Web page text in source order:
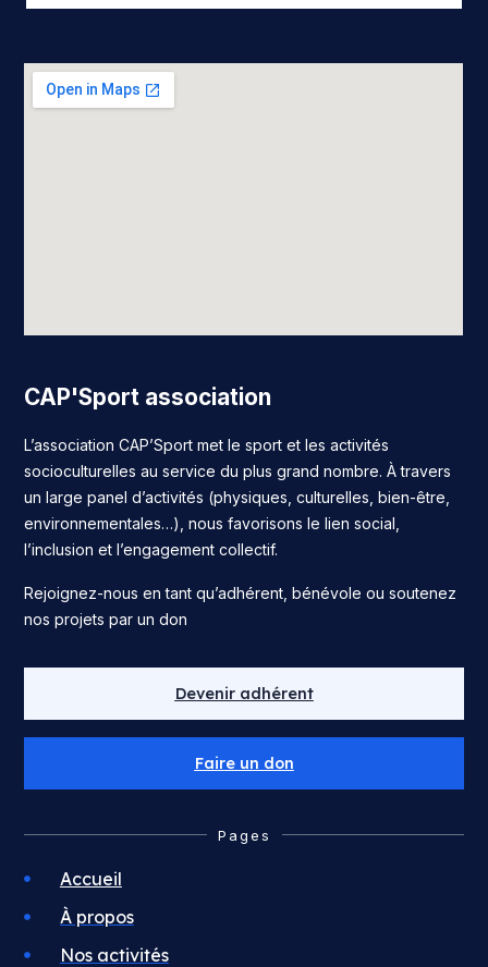
CAP'Sport association
L’association CAP’Sport met le sport et les activités
socioculturelles au service du plus grand nombre. À travers
un large panel d’activités (physiques, culturelles, bien-être,
environnementales…), nous favorisons le lien social,
l’inclusion et l’engagement collectif.
Rejoignez-nous en tant qu’adhérent, bénévole ou soutenez
nos projets par un don
Devenir adhérent
Faire un don
Pages
Accueil
À propos
Nos activités